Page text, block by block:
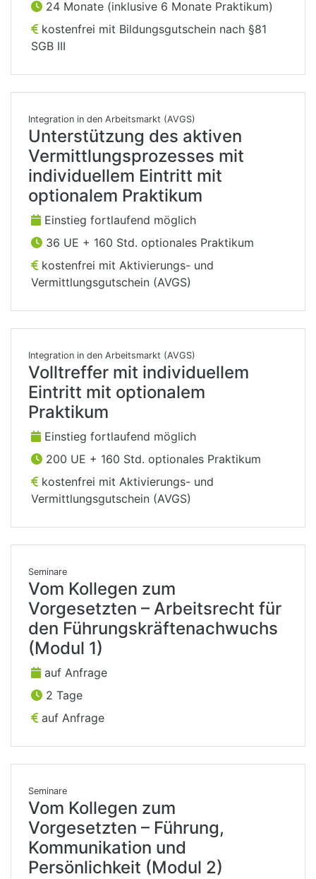
24 Monate (inklusive 6 Monate Praktikum)
kostenfrei mit Bildungsgutschein nach §81
SGB III
Integration in den Arbeitsmarkt (AVGS)
Unterstützung des aktiven
Vermittlungsprozesses mit
individuellem Eintritt mit
optionalem Praktikum
Einstieg fortlaufend möglich
36 UE + 160 Std. optionales Praktikum
kostenfrei mit Aktivierungs- und
Vermittlungsgutschein (AVGS)
Integration in den Arbeitsmarkt (AVGS)
Volltreffer mit individuellem
Eintritt mit optionalem
Praktikum
Einstieg fortlaufend möglich
200 UE + 160 Std. optionales Praktikum
kostenfrei mit Aktivierungs- und
Vermittlungsgutschein (AVGS)
Seminare
Vom Kollegen zum
Vorgesetzten – Arbeitsrecht für
den Führungskräftenachwuchs
(Modul 1)
auf Anfrage
2 Tage
auf Anfrage
Seminare
Vom Kollegen zum
Vorgesetzten – Führung,
Kommunikation und
Persönlichkeit (Modul 2)